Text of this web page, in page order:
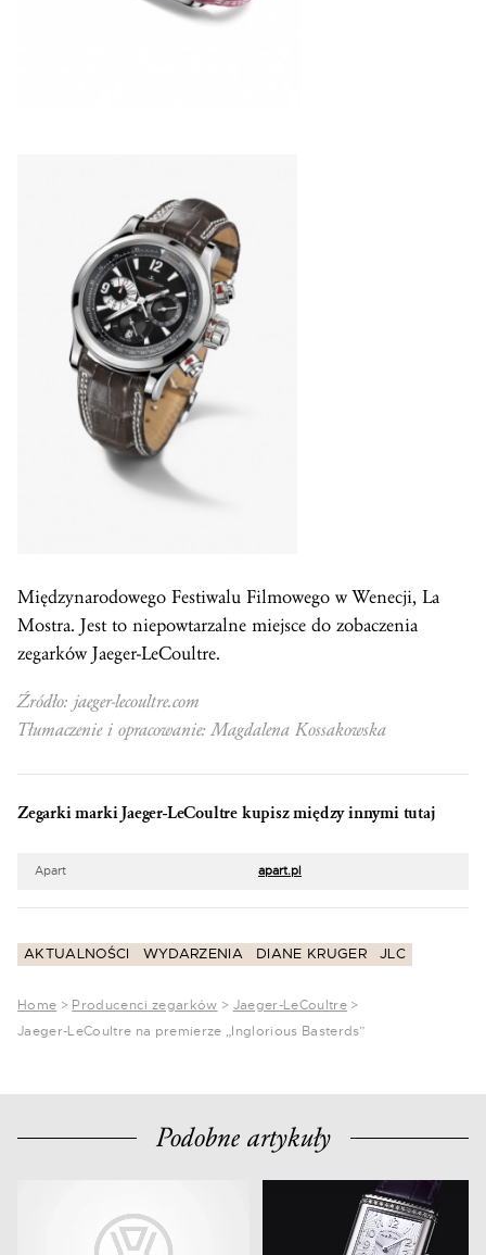
Międzynarodowego Festiwalu Filmowego w Wenecji, La
Mostra. Jest to niepowtarzalne miejsce do zobaczenia
zegarków Jaeger-LeCoultre.
Źródło: jaeger-lecoultre.com
Tłumaczenie i opracowanie: Magdalena Kossakowska
Zegarki marki Jaeger-LeCoultre kupisz między innymi tutaj
Apart apart.pl
AKTUALNOŚCI WYDARZENIA DIANE KRUGER JLC
Home > Producenci zegarków > Jaeger-LeCoultre>
Jaeger-LeCoultre na premierze „Inglorious Basterds”
Podobne artykuły